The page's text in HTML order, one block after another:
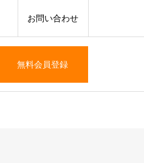
無料会員登録
お問い合わせ